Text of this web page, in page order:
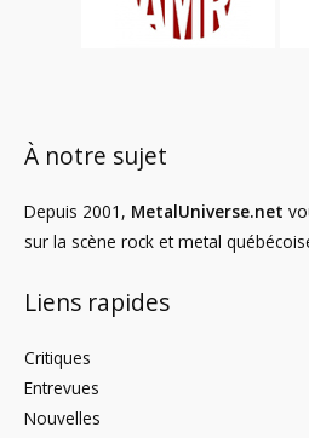
À notre sujet
Depuis 2001, MetalUniverse.net
sur la scène rock et metal
Liens rapides
Critiques
Entrevues
Nouvelles